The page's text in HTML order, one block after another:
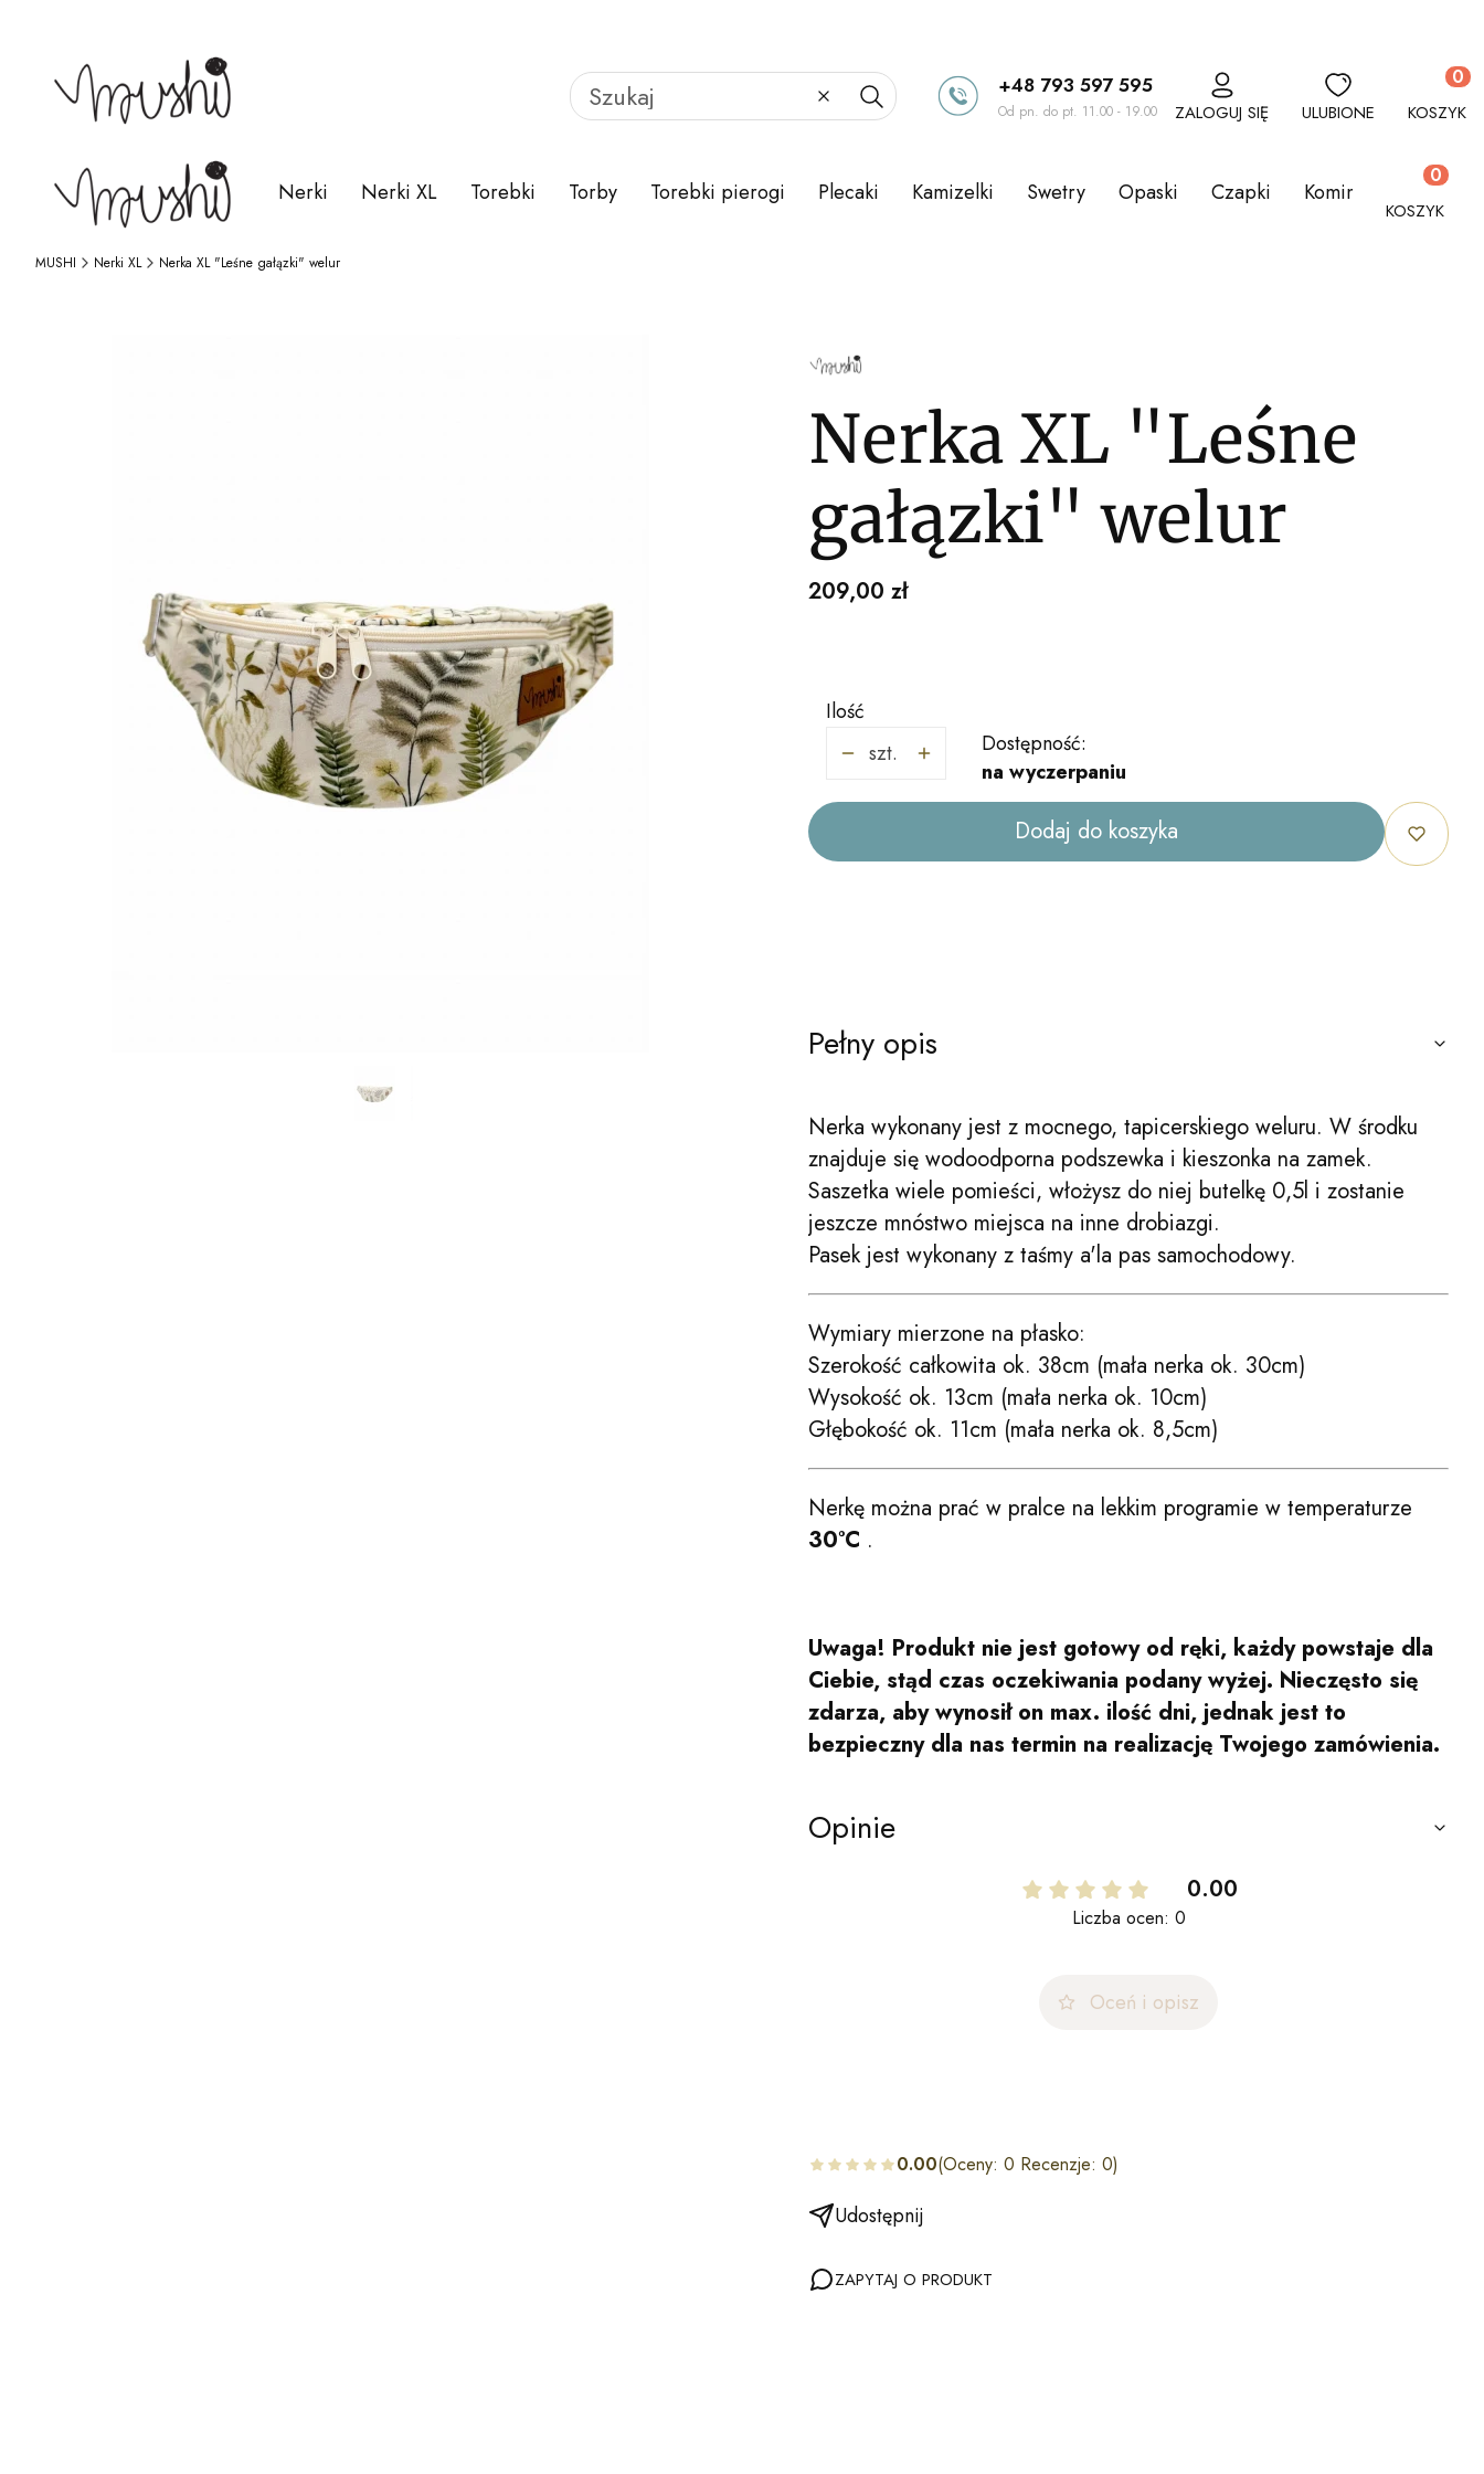
Wyczyść
Szukaj
+48 793 597 595
Od pn. do pt. 11.00 - 19.00 ZALOGUJ SIĘ ULUBIONE KOSZYK
Nerki Nerki XL Torebki Torby Torebki pierogi Plecaki Kamizelki Swetry Opaski Czapki Kominy Komplety
KOSZYK
MUSHI Nerki XL Nerka XL "Leśne gałązki" welur
Nerka XL "Leśne
gałązki" welur
Cena
209,00 zł
Ilość
szt.
Dostępność:
na wyczerpaniu
Dodaj do koszyka
Pełny opis
Nerka wykonany jest z mocnego, tapicerskiego weluru. W środku
znajduje się wodoodporna podszewka i kieszonka na zamek.
Saszetka wiele pomieści, włożysz do niej butelkę 0,5l i zostanie
jeszcze mnóstwo miejsca na inne drobiazgi.
Pasek jest wykonany z taśmy a'la pas samochodowy.
Wymiary mierzone na płasko:
Szerokość całkowita ok. 38cm (mała nerka ok. 30cm)
Wysokość ok. 13cm (mała nerka ok. 10cm)
Głębokość ok. 11cm (mała nerka ok. 8,5cm)
Nerkę można prać w pralce na lekkim programie w temperaturze
30°C .
Uwaga! Produkt nie jest gotowy od ręki, każdy powstaje dla
Ciebie, stąd czas oczekiwania podany wyżej. Nieczęsto się
zdarza, aby wynosił on max. ilość dni, jednak jest to
bezpieczny dla nas termin na realizację Twojego zamówienia.
Opinie
0.00
Liczba ocen: 0
Oceń i opisz
0.00(Oceny: 0 Recenzje: 0)
Udostępnij
ZAPYTAJ O PRODUKT